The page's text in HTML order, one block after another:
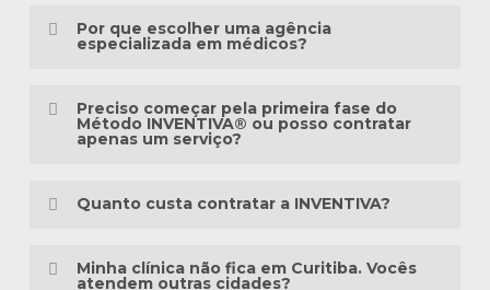
Por que escolher uma agência
especializada em médicos?
mais do que conhecimento em publicidade.
paciente, as particularidades das
como as pessoas pesquisam sintomas,
Preciso começar pela primeira fase do
Método INVENTIVA® ou posso contratar
apenas um serviço?
diferente da sua presença digital. Algumas
Quanto custa contratar a INVENTIVA?
padronizados, porque cada clínica possui
Minha clínica não fica em Curitiba. Vocês
atendem outras cidades?